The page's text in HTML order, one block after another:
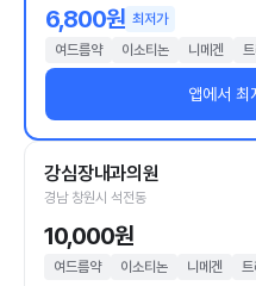
6,800원 최저가
여드름약
이소티논 니메겐
앱에서 최
강심장내과의원
경남 창원시 석전동
10,000원
여드름약 이소티논 니메겐 트